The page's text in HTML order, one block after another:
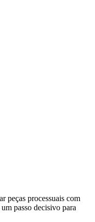
peças processuais com
passo decisivo para